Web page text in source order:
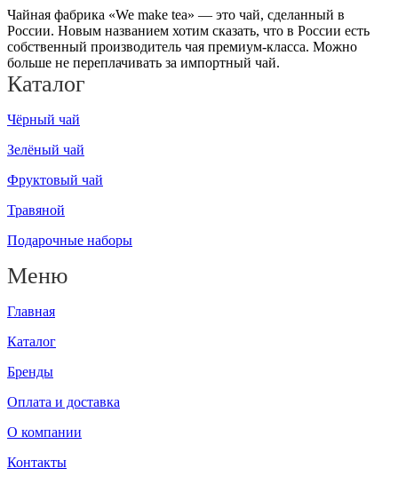
Чайная фабрика «We make tea» — это чай, сделанный в
России. Новым названием хотим сказать, что в России есть
собственный производитель чая премиум-класса. Можно
больше не переплачивать за импортный чай.
Каталог
Чёрный чай
Зелёный чай
Фруктовый чай
Травяной
Подарочные наборы
Меню
Главная
Каталог
Бренды
Оплата и доставка
О компании
Контакты